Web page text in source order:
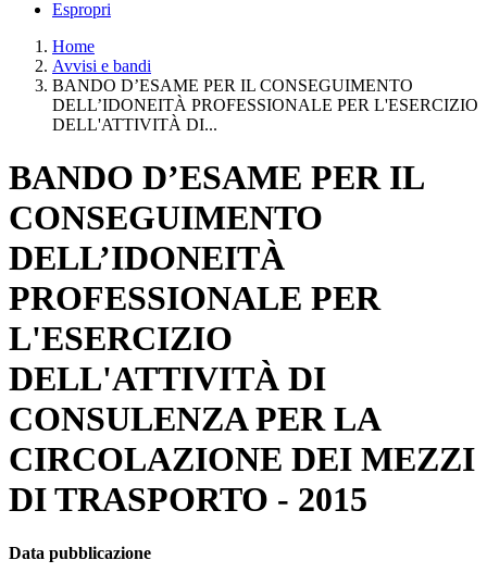
Espropri
Home
Avvisi e bandi
BANDO D’ESAME PER IL CONSEGUIMENTO
DELL’IDONEITÀ PROFESSIONALE PER L'ESERCIZIO
DELL'ATTIVITÀ DI...
BANDO D’ESAME PER IL
CONSEGUIMENTO
DELL’IDONEITÀ
PROFESSIONALE PER
L'ESERCIZIO
DELL'ATTIVITÀ DI
CONSULENZA PER LA
CIRCOLAZIONE DEI MEZZI
DI TRASPORTO - 2015
Data pubblicazione